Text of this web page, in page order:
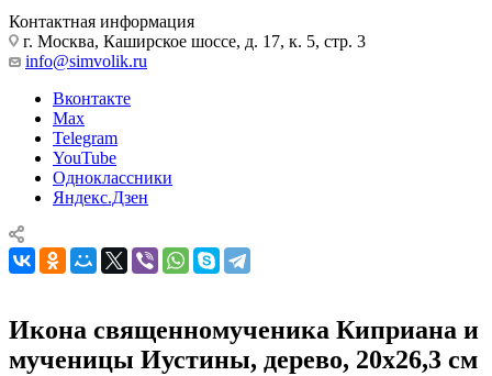
Контактная информация
г. Москва, Каширское шоссе, д. 17, к. 5, стр. 3
info@simvolik.ru
Вконтакте
Max
Telegram
YouTube
Одноклассники
Яндекс.Дзен
Икона священномученика Киприана и
мученицы Иустины, дерево, 20х26,3 см